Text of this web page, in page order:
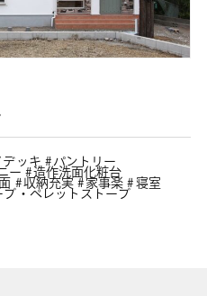
デッキ
パントリー
ー
造作洗面化粧台
収納充実 家事楽
寝室
ブ・ペレットストーブ